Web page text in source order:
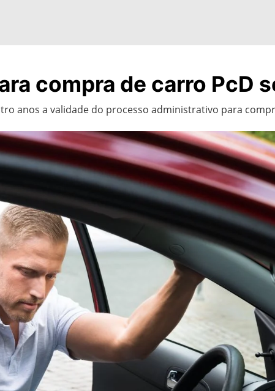
compra de carro PcD
anos a validade do processo administrativo para